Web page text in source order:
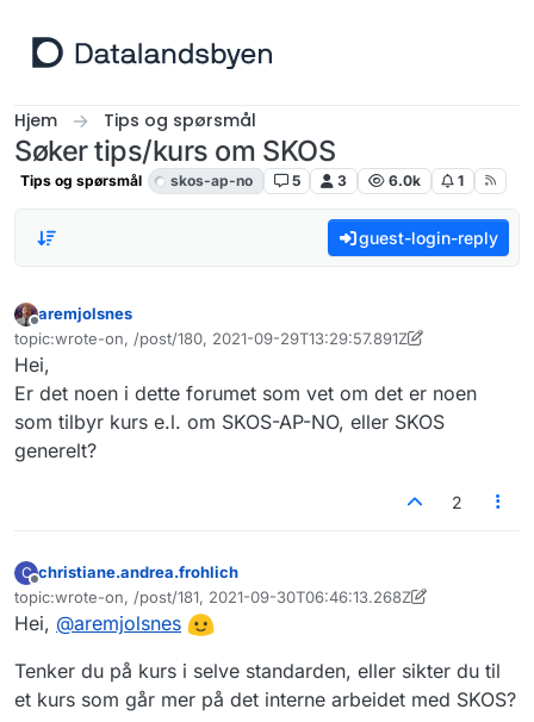
Hjem Tips og spørsmål
Søker tips/kurs om SKOS
Tips og spørsmål skos-ap-no 5 3 6.0k 1
guest-login-reply
Frakoblet
aremjolsnes
topic:wrote-on, /post/180, 2021-09-29T13:29:57.891Z
Sist endret av aremjolsnes
Hei,
Er det noen i dette forumet som vet om det er noen
som tilbyr kurs e.l. om SKOS-AP-NO, eller SKOS
generelt?
2
C
Frakoblet
christiane.andrea.frohlich
topic:wrote-on, /post/181, 2021-09-30T06:46:13.268Z
Sist endret av christiane.andrea.frohlich
Hei, @aremjolsnes
Tenker du på kurs i selve standarden, eller sikter du til
et kurs som går mer på det interne arbeidet med SKOS?